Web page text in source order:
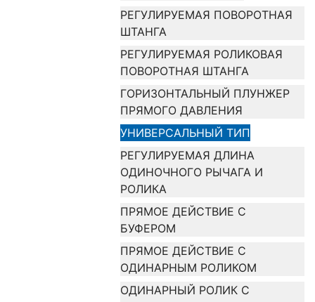
РЕГУЛИРУЕМАЯ ПОВОРОТНАЯ
ШТАНГА
РЕГУЛИРУЕМАЯ РОЛИКОВАЯ
ПОВОРОТНАЯ ШТАНГА
ГОРИЗОНТАЛЬНЫЙ ПЛУНЖЕР
ПРЯМОГО ДАВЛЕНИЯ
УНИВЕРСАЛЬНЫЙ ТИП
РЕГУЛИРУЕМАЯ ДЛИНА
ОДИНОЧНОГО РЫЧАГА И
РОЛИКА
ПРЯМОЕ ДЕЙСТВИЕ C
БУФЕРОМ
ПРЯМОЕ ДЕЙСТВИЕ C
ОДИНАРНЫМ РОЛИКОМ
ОДИНАРНЫЙ РОЛИК С